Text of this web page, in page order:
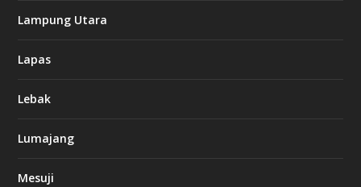
Lampung Utara
Lapas
Lebak
Lumajang
Mesuji